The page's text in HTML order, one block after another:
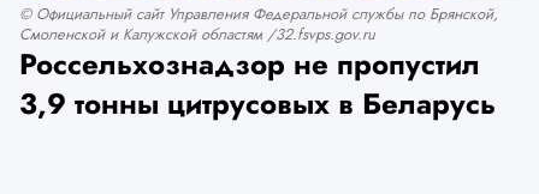
© Официальный сайт Управления Федеральной службы по Брянской,
Смоленской и Калужской областям /32.fsvps.gov.ru
Россельхознадзор не пропустил
3,9 тонны цитрусовых в Беларусь